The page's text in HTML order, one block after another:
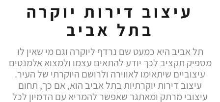
עיצוב דירות יוקרה
בתל אביב
תל אביב היא כמעט שם נרדף ליוקרה וגם מי שאין לו
מספיק תקציב לכך יודע להתאים עצמו ולמצוא אלמנטים
עיצוביים שיתאימו לאווירה ולרושם היוקרתי של העיר.
עיצוב דירות יוקרתיות בתל אביב הוא, אם כך, תחום
עיצובי מרתק ומאתגר שאפשר להמריא עם הדמיון לכל